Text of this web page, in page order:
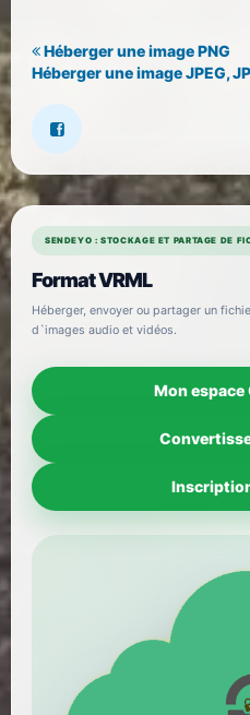
Héberger une image PNG
Héberger une image JPEG,
SENDEYO : STOCKAGE ET PARTAGE DE
Format VRML
Héberger, envoyer ou partager un
d`images audio et vidéos.
Mon